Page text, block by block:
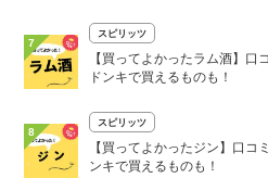
7
スピリッツ
【買ってよかったラム酒】口
ドンキで買えるものも！
8
スピリッツ
【買ってよかったジン】口コ
ンキで買えるものも！